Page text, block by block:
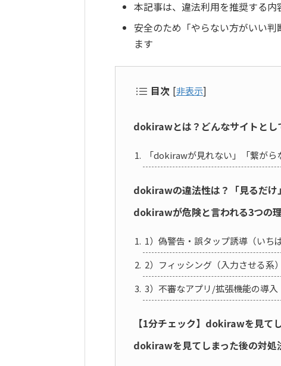
本記事は、違法利用を推奨する内
安全のため「やらない方がいい
ます
目次 [非表示]
dokirawとは？どんなサイトとし
「dokirawが見れない」「繋が
dokirawの違法性は？「見るだけ
dokirawが危険と言われる3つの
1）偽警告・誤タップ誘導（いち
2）フィッシング（入力させる系）
3）不審なアプリ/拡張機能の導入
【1分チェック】dokirawを見て
dokirawを見てしまった後の対処